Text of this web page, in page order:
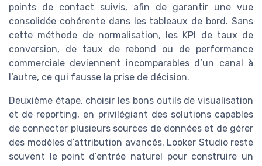
points de contact suivis, afin de garantir une vue
consolidée cohérente dans les tableaux de bord. Sans
cette méthode de normalisation, les KPI de taux de
conversion, de taux de rebond ou de performance
commerciale deviennent incomparables d’un canal à
l’autre, ce qui fausse la prise de décision.
Deuxième étape, choisir les bons outils de visualisation
et de reporting, en privilégiant des solutions capables
de connecter plusieurs sources de données et de gérer
des modèles d’attribution avancés. Looker Studio reste
souvent le point d’entrée naturel pour construire un